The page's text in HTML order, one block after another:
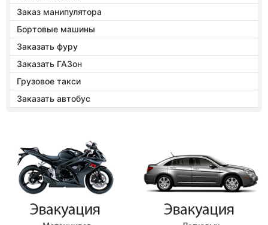
Заказ манипулятора
Бортовые машины
Заказать фуру
Заказать ГАЗон
Грузовое такси
Заказать автобус